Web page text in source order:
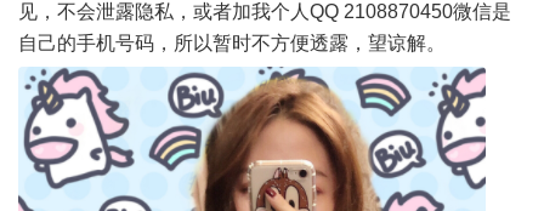
见，不会泄露隐私，或者加我个人QQ 2108870450微信是
自己的手机号码，所以暂时不方便透露，望谅解。